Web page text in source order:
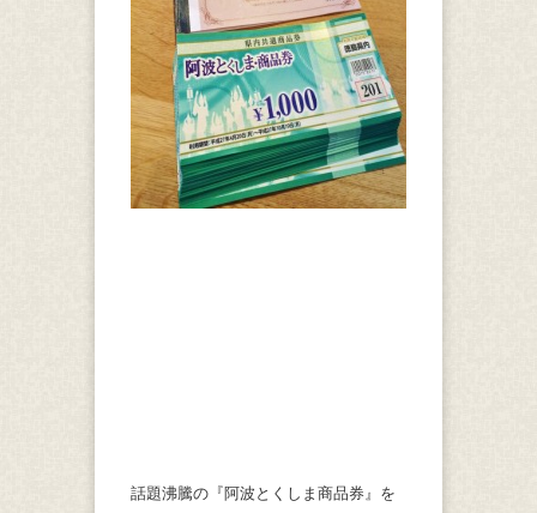
話題沸騰の『阿波とくしま商品券』を